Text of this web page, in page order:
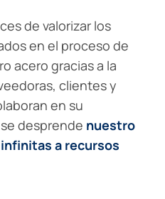
de valorizar los
en el proceso de
acero gracias a la
clientes y
en su
desprende nuestro
a recursos